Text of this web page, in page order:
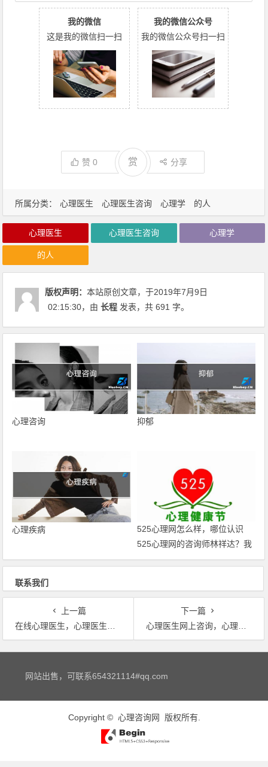
所属分类： 心理医生 心理医生咨询 心理学 的人
我的微信
这是我的微信扫一扫
我的微信公众号
我的微信公众号扫一扫
赞0 赏 分享
心理医生 心理医生咨询 心理学
的人
版权声明：本站原创文章，于2019年7月9日
02:15:30，由长程 发表，共 691 字。
心理咨询 抑郁
心理疾病
525心理网怎么样，哪位认识
525心理网的咨询师林祥达？我
该如何投诉他…
联系我们
上一篇
在线心理医生，心理医生在线咨询
下一篇
心理医生网上咨询，心理医生在线咨询
文章导航
网站出售，可联系654321114#qq.com
Copyright © 心理咨询网 版权所有.